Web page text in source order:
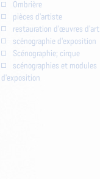
Ombrière
pièces d'artiste
restauration d'œuvres d'art
scénographie d'exposition
Scénographie; cirque
scénographies et modules
d'exposition